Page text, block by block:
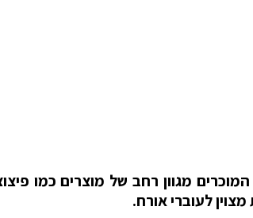
מגוון רחב של מוצרים כמו
לעוברי אורח.